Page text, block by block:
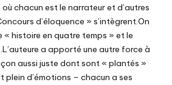
chacun est le narrateur et d’autres
d’éloquence » s’intègrent.On
« histoire en quatre temps » et le
a apporté une autre force à
aussi juste dont sont « plantés »
plein d’émotions – chacun a ses